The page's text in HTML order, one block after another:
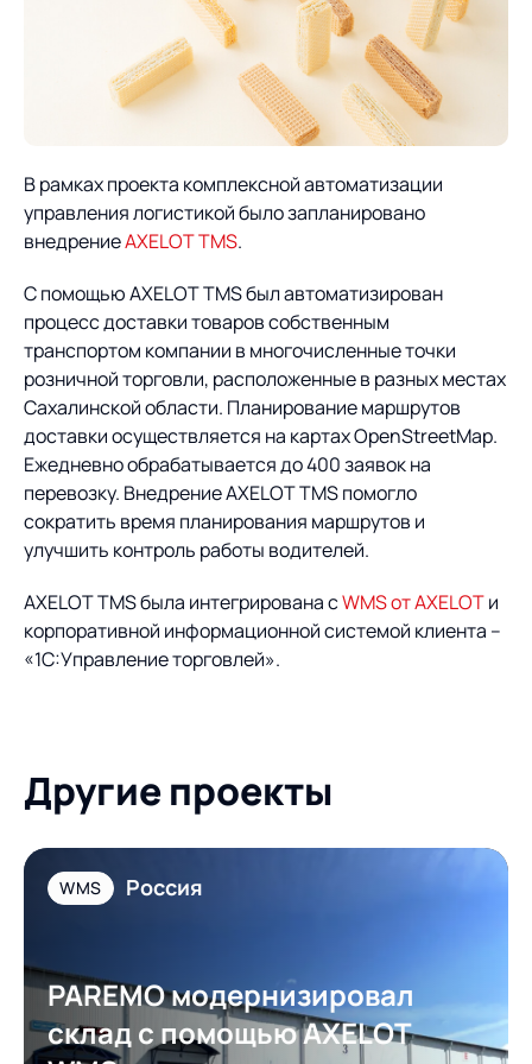
ИТ-аккредитация
Партнеры
Импортозамещение
Управление цепями
Управление складами
Управление перевозками
и транспортным парком
Интегрированное
планирование
Управление
контейнерным
терминалом
Оптимизация в цепях
поставок
Управление двором
Роботизация
Оборудование для склада
AXELOT AI
Логистический
консалтинг
процессов
Техническое оснащение
Постпроектное
сопровождение
Нетворкинг и обмен
опытом вместе с AXELOT
Формирование центров
компетенций
Пресс-центр
Новости
Мероприятия
Архив мероприятий
Проекты
Проекты
Контакты
Контакты
Академия
Предложение для
учебных заведений
База знаний
База знаний
В рамках проекта комплексной автоматизации
управления логистикой было запланировано
внедрениеAXELOT TMS.
С помощью AXELOT TMS был автоматизирован
процесс доставки товаров собственным
транспортом компании в многочисленные точки
розничной торговли, расположенные в разных местах
Сахалинской области. Планирование маршрутов
доставки осуществляется на картах OpenStreetMap.
Ежедневно обрабатывается до 400 заявок на
перевозку. Внедрение AXELOT TMS помогло
сократить время планирования маршрутов и
улучшить контроль работы водителей.
AXELOT TMS была интегрирована сWMS от AXELOTи
корпоративной информационной системой клиента –
«1С:Управление торговлей».
Другие проекты
WMS Россия
PAREMO модернизировал
склад с помощью AXELOT